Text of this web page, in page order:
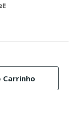
Carrinho